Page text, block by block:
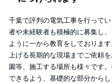
千葉で評判の電気工事を行って
者や未経験者も積極的に募集し
ように一から教育をしておりま
上げる長期的な現場までご依頼
園等、施工する場所も様々です
できるよう、基礎的な部分から